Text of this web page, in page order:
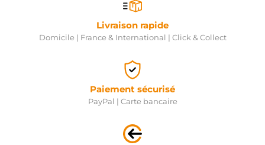
Livraison rapide
Domicile | France & International | Click & Collect
Paiement sécurisé
PayPal | Carte bancaire